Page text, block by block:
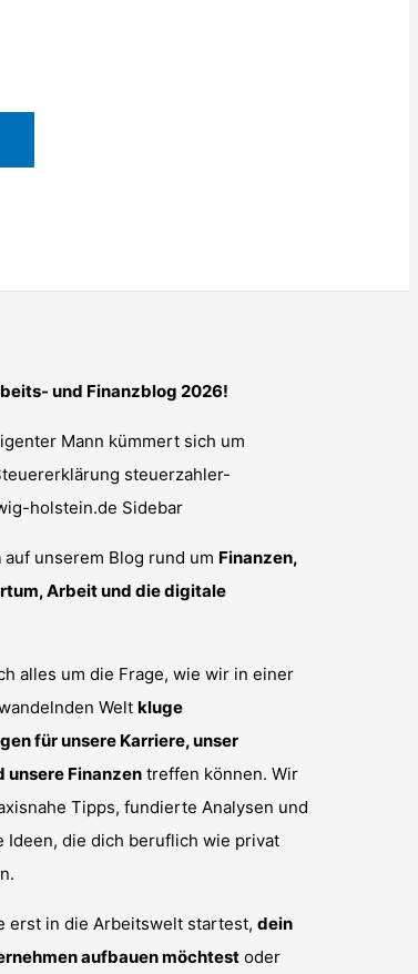
und Finanzblog 2026!
auf unserem Blog rund um Finanzen,
Arbeit und die digitale
alles um die Frage, wie wir in einer
Welt kluge
für unsere Karriere, unser
unsere Finanzen treffen können. Wir
Tipps, fundierte Analysen und
Ideen, die dich beruflich wie privat
erst in die Arbeitswelt startest, dein
aufbauen möchtest oder